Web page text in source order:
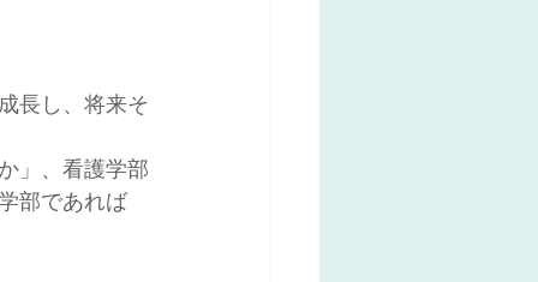
長し、将来そ
」、看護学部
部であれば